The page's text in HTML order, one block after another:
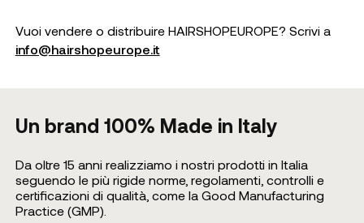
Vuoi vendere o distribuire HAIRSHOPEUROPE? Scrivi a
info@hairshopeurope.it
Un brand 100% Made in Italy
Da oltre 15 anni realizziamo i nostri prodotti in Italia
seguendo le più rigide norme, regolamenti, controlli e
certificazioni di qualità, come la Good Manufacturing
Practice (GMP).